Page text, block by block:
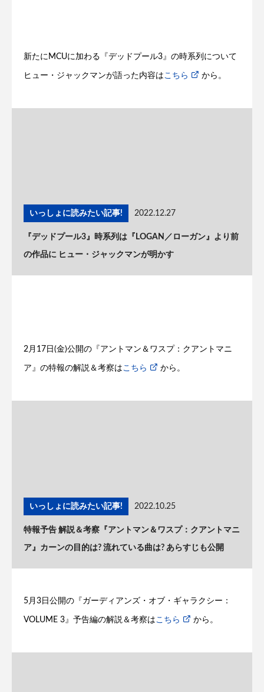
新たにMCUに加わる『デッドプール3』の時系列について
ヒュー・ジャックマンが語った内容は こちら から。
いっしょに読みたい記事! 2022.12.27
『デッドプール3』時系列は『LOGAN／ローガン』より前
の作品に ヒュー・ジャックマンが明かす
2月17日(金)公開の『アントマン＆ワスプ：クアントマニ
ア』の特報の解説＆考察はこちら から。
いっしょに読みたい記事! 2022.10.25
特報予告 解説＆考察『アントマン＆ワスプ：クアントマニ
ア』カーンの目的は? 流れている曲は? あらすじも公開
5月3日公開の『ガーディアンズ・オブ・ギャラクシー：
VOLUME 3』予告編の解説＆考察は こちら から。